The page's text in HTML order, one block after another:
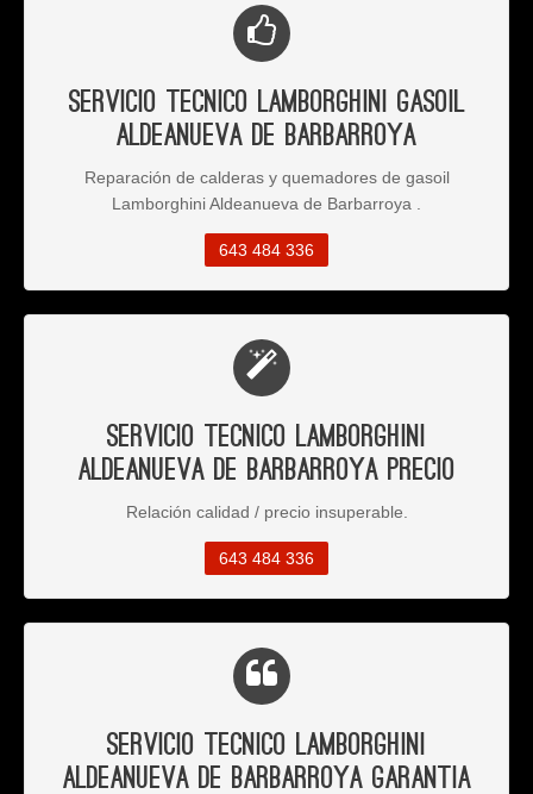
Servicio Tecnico Lamborghini Gasoil
Aldeanueva de Barbarroya
Reparación de calderas y quemadores de gasoil
Lamborghini Aldeanueva de Barbarroya .
643 484 336
Servicio Tecnico Lamborghini
Aldeanueva de Barbarroya Precio
Relación calidad / precio insuperable.
643 484 336
Servicio Tecnico Lamborghini
Aldeanueva de Barbarroya Garantia